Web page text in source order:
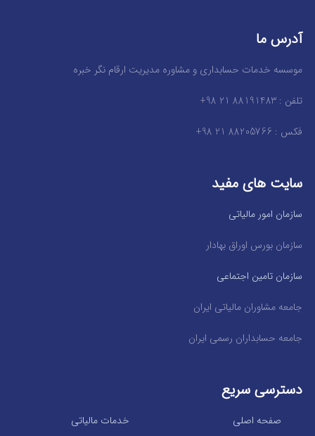
آدرس ما
موسسه خدمات حسابداری و مشاوره مدیریت ارقام نگر خبره
تلفن : 88191483 21 98+
فکس : 88205766 21 98+
سایت های مفید
سازمان امور مالیاتی
سازمان بورس اوراق بهادار
سازمان تامین اجتماعی
جامعه مشاوران مالیاتی ایران
جامعه حسابداران رسمی ایران
دسترسی سریع
خدمات مالیاتی صفحه اصلی